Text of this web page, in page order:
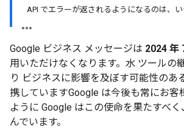
API でエラーが返されるようになるのは、
Google ビジネス メッセージは 2024 年
用いただけなくなります。水 ツールの
り ビジネスに影響を及ぼす可能性のあ
携していますGoogle は今後も常にお客
ように Google はこの使命を果たすべ
んでいます。